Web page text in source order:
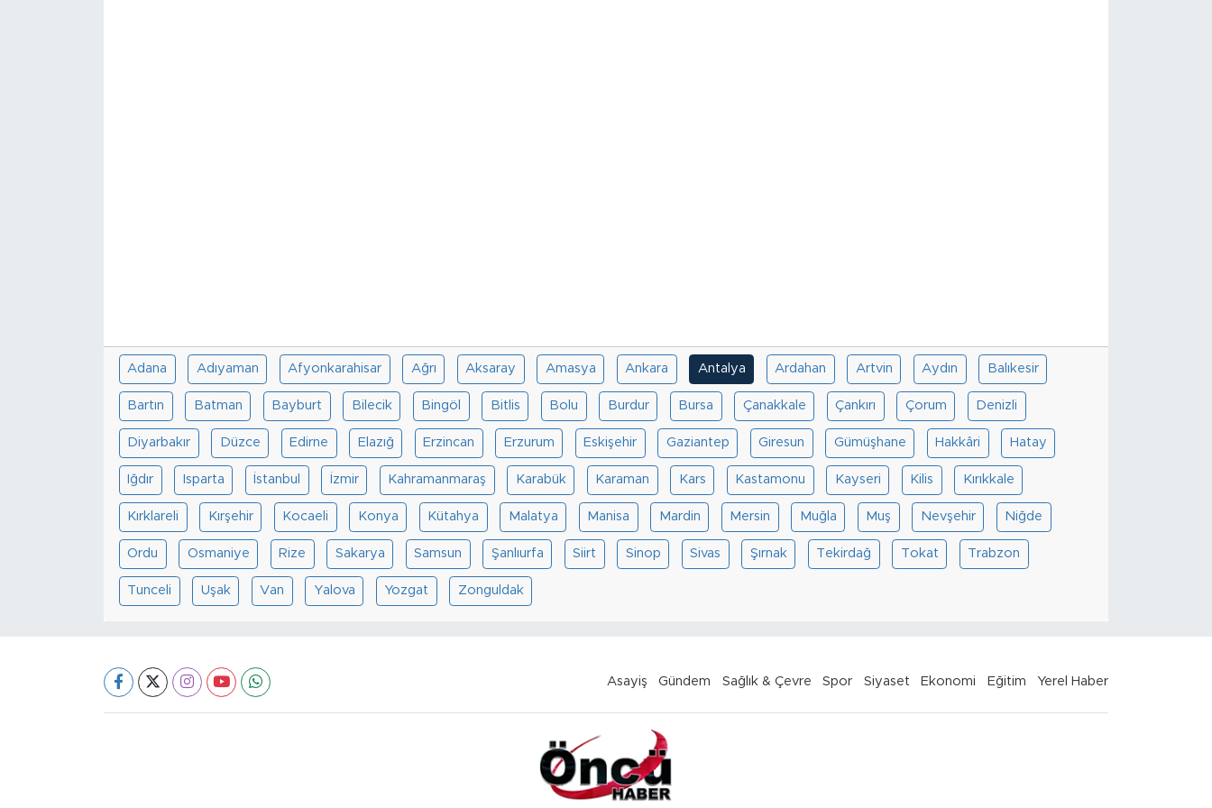
Adana Adıyaman Afyonkarahisar Ağrı Aksaray Amasya Ankara Antalya Ardahan Artvin Aydın Balıkesir
Bartın Batman Bayburt Bilecik Bingöl Bitlis Bolu Burdur Bursa Çanakkale Çankırı Çorum Denizli
Diyarbakır Düzce Edirne Elazığ Erzincan Erzurum Eskişehir Gaziantep Giresun Gümüşhane Hakkâri Hatay
Iğdır Isparta İstanbul İzmir Kahramanmaraş Karabük Karaman Kars Kastamonu Kayseri Kilis Kırıkkale
Kırklareli Kırşehir Kocaeli Konya Kütahya Malatya Manisa Mardin Mersin Muğla Muş Nevşehir Niğde
Ordu Osmaniye Rize Sakarya Samsun Şanlıurfa Siirt Sinop Sivas Şırnak Tekirdağ Tokat Trabzon
Tunceli Uşak Van Yalova Yozgat Zonguldak
Asayiş Gündem Sağlık & Çevre Spor Siyaset Ekonomi Eğitim Yerel Haber